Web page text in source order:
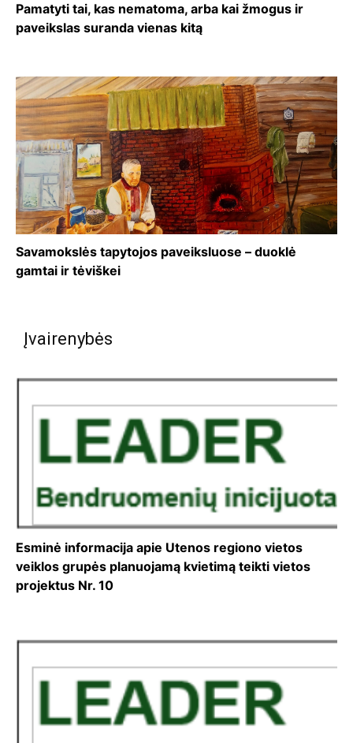
Pamatyti tai, kas nematoma, arba kai žmogus ir
paveikslas suranda vienas kitą
Savamokslės tapytojos paveiksluose – duoklė
gamtai ir tėviškei
Įvairenybės
Esminė informacija apie Utenos regiono vietos
veiklos grupės planuojamą kvietimą teikti vietos
projektus Nr. 10